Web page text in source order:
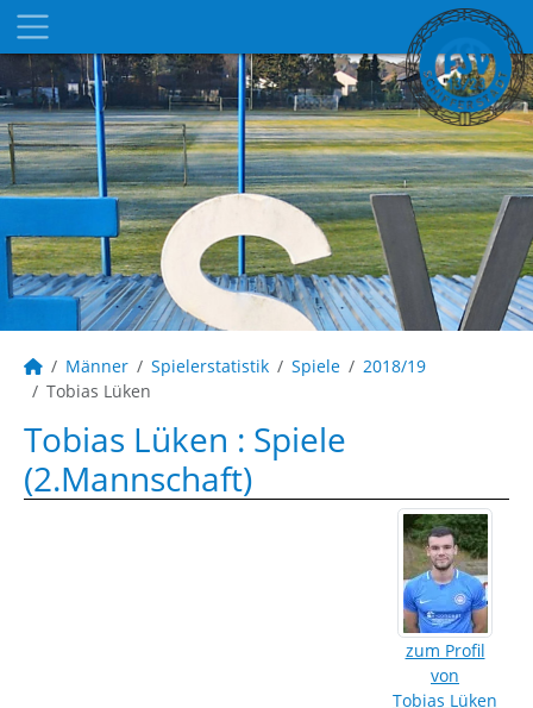
Männer Spielerstatistik Spiele
2018/19
Tobias Lüken
Tobias Lüken : Spiele
(2.Mannschaft)
zum Profil
von
Tobias Lüken